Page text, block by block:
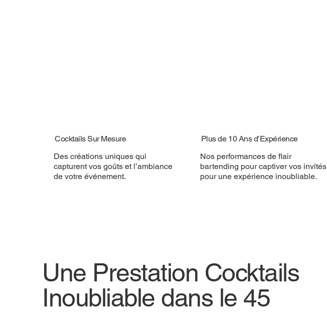
Cocktails Sur Mesure
Des créations uniques qui
capturent vos goûts et l’ambiance
de votre événement.
Plus de 10 Ans d’Expérience
Nos performances de flair
bartending pour captiver vos invités
pour une expérience inoubliable.
Une Prestation Cocktails
Inoubliable dans le 45